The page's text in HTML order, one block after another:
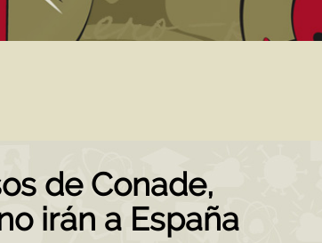
de Conade,
irán a España